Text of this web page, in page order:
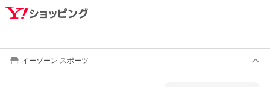
イーゾーン スポーツ